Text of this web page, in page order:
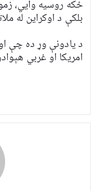
ځکه روسیه وايي،
بلکې د اوکراین له
د یادونې وړ ده چې
امریکا او غربي